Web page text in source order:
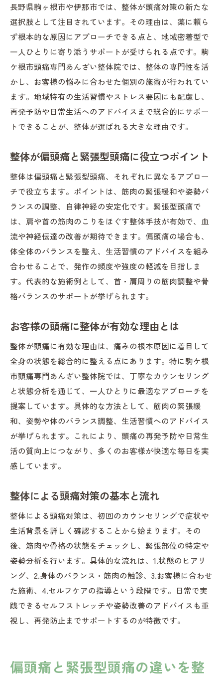
整体を参考にした頭痛セルフチェック
頭痛の特徴を知り整体と併用する方法
整体院が教える自己判断のポイント
整体アプローチが導く頭痛改善の新提案
整体で提案する頭痛改善のアプローチ
整体が教える新しい頭痛対策の考え方
頭痛タイプに応じた整体活用法の紹介
お客様目線で考える整体の新提案
整体視点で症状から頭痛タイプを探る
頭痛の特徴と整体の関わりを知る方法
整体による頭痛種類別の見分け方
症状の違いを整体で理解するポイント
お客様が知るべき頭痛の特徴と整体活用
長野県駒ヶ根市や伊那市では、整体が頭痛対策の新たな
選択肢として注目されています。その理由は、薬に頼ら
ず根本的な原因にアプローチできる点と、地域密着型で
一人ひとりに寄り添うサポートが受けられる点です。駒
ケ根市頭痛専門あんざい整体院では、整体の専門性を活
かし、お客様の悩みに合わせた個別の施術が行われてい
ます。地域特有の生活習慣やストレス要因にも配慮し、
再発予防や日常生活へのアドバイスまで総合的にサポー
トできることが、整体が選ばれる大きな理由です。
整体が偏頭痛と緊張型頭痛に役立つポイント
整体は偏頭痛と緊張型頭痛、それぞれに異なるアプロー
チで役立ちます。ポイントは、筋肉の緊張緩和や姿勢バ
ランスの調整、自律神経の安定化です。緊張型頭痛で
は、肩や首の筋肉のこりをほぐす整体手技が有効で、血
流や神経伝達の改善が期待できます。偏頭痛の場合も、
体全体のバランスを整え、生活習慣のアドバイスを組み
合わせることで、発作の頻度や強度の軽減を目指しま
す。代表的な施術例として、首・肩周りの筋肉調整や骨
格バランスのサポートが挙げられます。
お客様の頭痛に整体が有効な理由とは
整体が頭痛に有効な理由は、痛みの根本原因に着目して
全身の状態を総合的に整える点にあります。特に駒ケ根
市頭痛専門あんざい整体院では、丁寧なカウンセリング
と状態分析を通じて、一人ひとりに最適なアプローチを
提案しています。具体的な方法として、筋肉の緊張緩
和、姿勢や体のバランス調整、生活習慣へのアドバイス
が挙げられます。これにより、頭痛の再発予防や日常生
活の質向上につながり、多くのお客様が快適な毎日を実
感しています。
整体による頭痛対策の基本と流れ
整体による頭痛対策は、初回のカウンセリングで症状や
生活背景を詳しく確認することから始まります。その
後、筋肉や骨格の状態をチェックし、緊張部位の特定や
姿勢分析を行います。具体的な流れは、1.状態のヒアリ
ング、2.身体のバランス・筋肉の触診、3.お客様に合わせ
た施術、4.セルフケアの指導という段階です。日常で実
践できるセルフストレッチや姿勢改善のアドバイスも重
視し、再発防止までサポートするのが特徴です。
偏頭痛と緊張型頭痛の違いを整